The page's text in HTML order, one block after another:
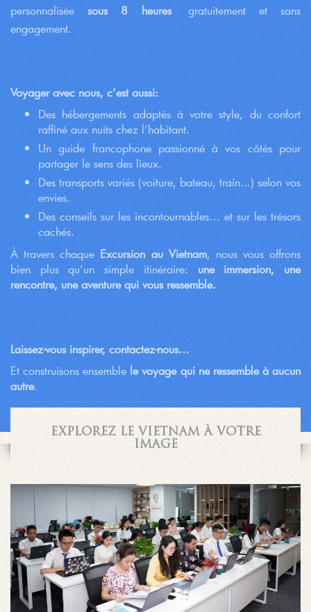
personnaliséesous 8 heuresgratuitement et sans
engagement.
Voyager avec nous, c’est aussi:
Des hébergements adaptés à votre style, du confort
raffiné aux nuits chez l’habitant.
Un guide francophone passionné à vos côtés pour
partager le sens des lieux.
Des transports variés (voiture, bateau, train...) selon vos
envies.
Des conseils sur les incontournables… et sur les trésors
cachés.
À travers chaque Excursion au Vietnam, nous vous offrons
bien plus qu’un simple itinéraire: une immersion, une
rencontre, une aventure qui vous ressemble.
Laissez-vous inspirer, contactez-nous…
Et construisons ensemble le voyage qui ne ressemble à aucun
autre.
EXPLOREZ LE VIETNAM À VOTRE
IMAGE